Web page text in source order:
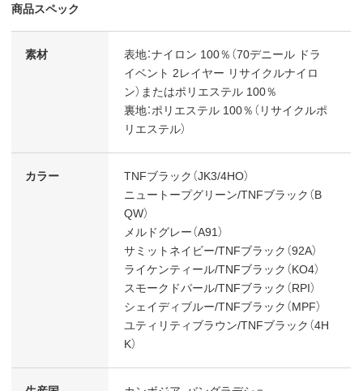
商品スペック
素材
表地：ナイロン 100％（70デニール ドラ
イベント 2レイヤー リサイクルナイロ
ン）またはポリエステル 100％
裏地：ポリエステル 100％（リサイクルポ
リエステル）
カラー
TNFブラック（JK3/4HO）
ニュートープグリーン/TNFブラック（B
QW）
メルドグレー（A91）
サミットネイビー/TNFブラック（92A）
ライケンティール/TNFブラック（KO4）
スモークドパール/TNFブラック（RPI）
シェイディブルー/TNFブラック（MPF）
ユティリティブラウン/TNFブラック（4H
K）